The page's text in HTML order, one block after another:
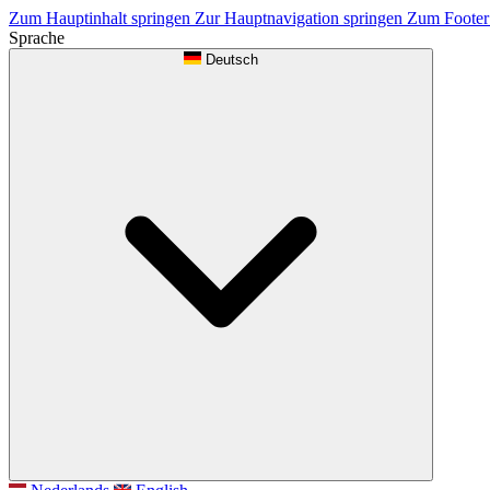
Zum Hauptinhalt springen Zur Hauptnavigation springen Zum
Sprache
Deutsch